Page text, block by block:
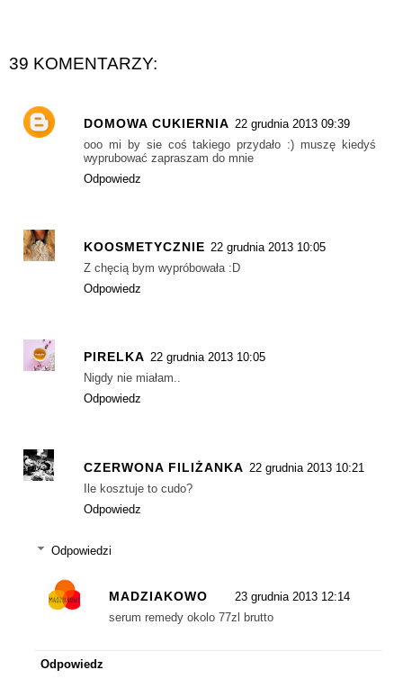
39 KOMENTARZY:
DOMOWA CUKIERNIA 22 grudnia 2013 09:39
ooo mi by sie coś takiego przydało :) muszę kiedyś
wyprubować zapraszam do mnie
Odpowiedz
KOOSMETYCZNIE 22 grudnia 2013 10:05
Z chęcią bym wypróbowała :D
Odpowiedz
PIRELKA 22 grudnia 2013 10:05
Nigdy nie miałam..
Odpowiedz
CZERWONA FILIŻANKA 22 grudnia 2013 10:21
Ile kosztuje to cudo?
Odpowiedz
Odpowiedzi
MADZIAKOWO
23 grudnia 2013 12:14
serum remedy okolo 77zl brutto
Odpowiedz